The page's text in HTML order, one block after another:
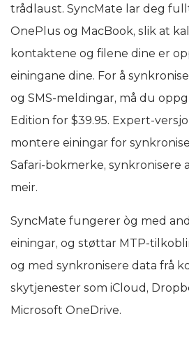
trådlaust. SyncMate lar deg
OnePlus og MacBook, slik at
kontaktene og filene dine er
einingane dine. For å
og SMS-meldingar, må du
Edition for $39.95. Expert-
montere einingar for
Safari-bokmerke, synkronisere
meir.
SyncMate fungerer òg med
einingar, og støttar MTP-
og med synkronisere data frå
skytjenester som iCloud,
Microsoft OneDrive.